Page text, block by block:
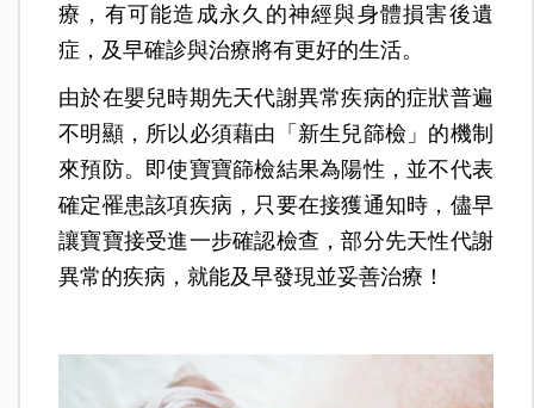
療，有可能造成永久的神經與身體損害後遺
症，及早確診與治療將有更好的生活。
由於在嬰兒時期先天代謝異常疾病的症狀普遍
不明顯，所以必須藉由「新生兒篩檢」的機制
來預防。即使寶寶篩檢結果為陽性，並不代表
確定罹患該項疾病，只要在接獲通知時，儘早
讓寶寶接受進一步確認檢查，部分先天性代謝
異常的疾病，就能及早發現並妥善治療！